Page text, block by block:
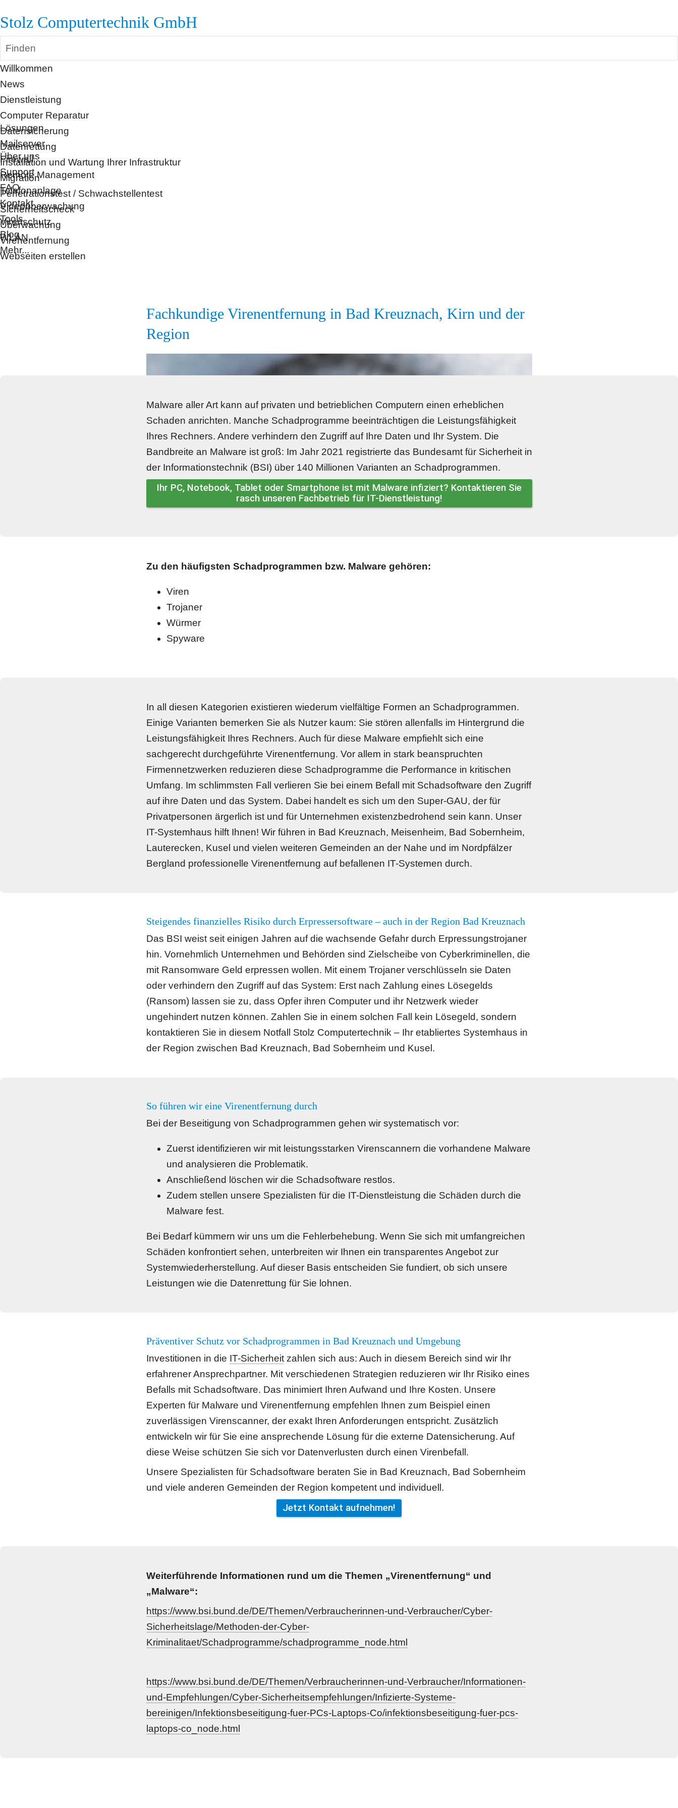
Stolz Computertechnik GmbH
Finden
Willkommen
News
Dienstleistung
Computer Reparatur
Datensicherung
Datenrettung
Installation und Wartung Ihrer Infrastruktur
Migration
Penetrationstest / Schwachstellentest
Sicherheitscheck
Überwachung
Virenentfernung
Webseiten erstellen
Lösungen
Mailserver
Firewall
Remote Management
Telefonanlage
Videoüberwachung
Virenschutz
WLAN
Über uns
Support
FAQ
Kontakt
Tools
Blog
Mehr...
Fachkundige Virenentfernung in Bad Kreuznach, Kirn und der
Region
Malware aller Art kann auf privaten und betrieblichen Computern einen erheblichen
Schaden anrichten. Manche Schadprogramme beeinträchtigen die Leistungsfähigkeit
Ihres Rechners. Andere verhindern den Zugriff auf Ihre Daten und Ihr System. Die
Bandbreite an Malware ist groß: Im Jahr 2021 registrierte das Bundesamt für Sicherheit in
der Informationstechnik (BSI) über 140 Millionen Varianten an Schadprogrammen.
Ihr PC, Notebook, Tablet oder Smartphone ist mit Malware infiziert? Kontaktieren Sie
rasch unseren Fachbetrieb für IT-Dienstleistung!
Zu den häufigsten Schadprogrammen bzw. Malware gehören:
Viren
Trojaner
Würmer
Spyware
In all diesen Kategorien existieren wiederum vielfältige Formen an Schadprogrammen.
Einige Varianten bemerken Sie als Nutzer kaum: Sie stören allenfalls im Hintergrund die
Leistungsfähigkeit Ihres Rechners. Auch für diese Malware empfiehlt sich eine
sachgerecht durchgeführte Virenentfernung. Vor allem in stark beanspruchten
Firmennetzwerken reduzieren diese Schadprogramme die Performance in kritischen
Umfang. Im schlimmsten Fall verlieren Sie bei einem Befall mit Schadsoftware den Zugriff
auf ihre Daten und das System. Dabei handelt es sich um den Super-GAU, der für
Privatpersonen ärgerlich ist und für Unternehmen existenzbedrohend sein kann. Unser
IT-Systemhaus hilft Ihnen! Wir führen in Bad Kreuznach, Meisenheim, Bad Sobernheim,
Lauterecken, Kusel und vielen weiteren Gemeinden an der Nahe und im Nordpfälzer
Bergland professionelle Virenentfernung auf befallenen IT-Systemen durch.
Steigendes finanzielles Risiko durch Erpressersoftware – auch in der Region Bad Kreuznach
Das BSI weist seit einigen Jahren auf die wachsende Gefahr durch Erpressungstrojaner
hin. Vornehmlich Unternehmen und Behörden sind Zielscheibe von Cyberkriminellen, die
mit Ransomware Geld erpressen wollen. Mit einem Trojaner verschlüsseln sie Daten
oder verhindern den Zugriff auf das System: Erst nach Zahlung eines Lösegelds
(Ransom) lassen sie zu, dass Opfer ihren Computer und ihr Netzwerk wieder
ungehindert nutzen können. Zahlen Sie in einem solchen Fall kein Lösegeld, sondern
kontaktieren Sie in diesem Notfall Stolz Computertechnik – Ihr etabliertes Systemhaus in
der Region zwischen Bad Kreuznach, Bad Sobernheim und Kusel.
So führen wir eine Virenentfernung durch
Bei der Beseitigung von Schadprogrammen gehen wir systematisch vor:
Zuerst identifizieren wir mit leistungsstarken Virenscannern die vorhandene Malware
und analysieren die Problematik.
Anschließend löschen wir die Schadsoftware restlos.
Zudem stellen unsere Spezialisten für die IT-Dienstleistung die Schäden durch die
Malware fest.
Bei Bedarf kümmern wir uns um die Fehlerbehebung. Wenn Sie sich mit umfangreichen
Schäden konfrontiert sehen, unterbreiten wir Ihnen ein transparentes Angebot zur
Systemwiederherstellung. Auf dieser Basis entscheiden Sie fundiert, ob sich unsere
Leistungen wie die Datenrettung für Sie lohnen.
Präventiver Schutz vor Schadprogrammen in Bad Kreuznach und Umgebung
Investitionen in die IT-Sicherheit zahlen sich aus: Auch in diesem Bereich sind wir Ihr
erfahrener Ansprechpartner. Mit verschiedenen Strategien reduzieren wir Ihr Risiko eines
Befalls mit Schadsoftware. Das minimiert Ihren Aufwand und Ihre Kosten. Unsere
Experten für Malware und Virenentfernung empfehlen Ihnen zum Beispiel einen
zuverlässigen Virenscanner, der exakt Ihren Anforderungen entspricht. Zusätzlich
entwickeln wir für Sie eine ansprechende Lösung für die externe Datensicherung. Auf
diese Weise schützen Sie sich vor Datenverlusten durch einen Virenbefall.
Unsere Spezialisten für Schadsoftware beraten Sie in Bad Kreuznach, Bad Sobernheim
und viele anderen Gemeinden der Region kompetent und individuell.
Jetzt Kontakt aufnehmen!
Weiterführende Informationen rund um die Themen „Virenentfernung“ und
„Malware“:
https://www.bsi.bund.de/DE/Themen/Verbraucherinnen-und-Verbraucher/Cyber-
Sicherheitslage/Methoden-der-Cyber-
Kriminalitaet/Schadprogramme/schadprogramme_node.html
https://www.bsi.bund.de/DE/Themen/Verbraucherinnen-und-Verbraucher/Informationen-
und-Empfehlungen/Cyber-Sicherheitsempfehlungen/Infizierte-Systeme-
bereinigen/Infektionsbeseitigung-fuer-PCs-Laptops-Co/infektionsbeseitigung-fuer-pcs-
laptops-co_node.html